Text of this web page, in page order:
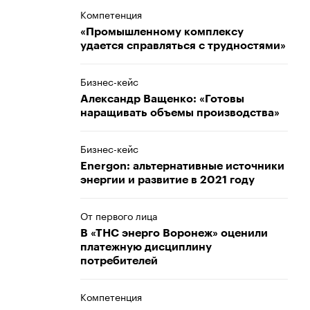
Компетенция
«Промышленному комплексу
удается справляться с трудностями»
Бизнес-кейс
Александр Ващенко: «Готовы
наращивать объемы производства»
Бизнес-кейс
Energon: альтернативные источники
энергии и развитие в 2021 году
От первого лица
В «ТНС энерго Воронеж» оценили
платежную дисциплину
потребителей
Компетенция